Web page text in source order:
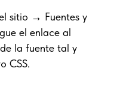
sitio → Fuentes y
el enlace al
la fuente tal y
CSS.